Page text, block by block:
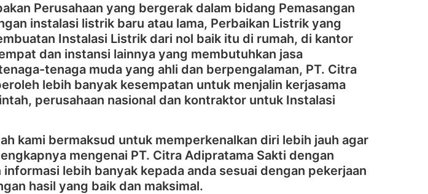
Perusahaan yang bergerak dalam bidang Pemasangan
instalasi listrik baru atau lama, Perbaikan Listrik yang
Instalasi Listrik dari nol baik itu di rumah, di kantor
dan instansi lainnya yang membutuhkan jasa
tenaga muda yang ahli dan berpengalaman, PT. Citra
lebih banyak kesempatan untuk menjalin kerjasama
perusahaan nasional dan kontraktor untuk Instalasi
kami bermaksud untuk memperkenalkan diri lebih jauh agar
mengenai PT. Citra Adipratama Sakti dengan
lebih banyak kepada anda sesuai dengan pekerjaan
hasil yang baik dan maksimal.